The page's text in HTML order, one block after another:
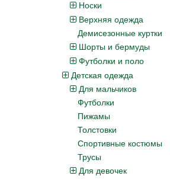
Носки
Верхняя одежда
Демисезонные куртки
Шорты и бермуды
Футболки и поло
Детская одежда
Для мальчиков
Футболки
Пижамы
Толстовки
Спортивные костюмы
Трусы
Для девочек